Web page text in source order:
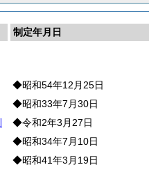
制定年月日
◆昭和54年12月25日
◆昭和33年7月30日
◆令和2年3月27日
◆昭和34年7月10日
◆昭和41年3月19日